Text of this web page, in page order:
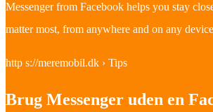
Messenger from Facebook helps you stay
matter most, from anywhere and on any
http s://meremobil.dk › Tips
Brug Messenger uden en